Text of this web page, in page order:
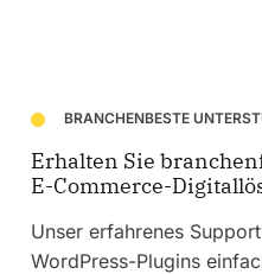
BRANCHENBESTE
Erhalten Sie
E-Commerce-
Unser erfahrenes
WordPress-Plugins